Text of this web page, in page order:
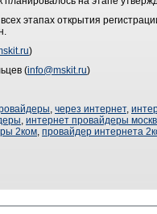
этапах открытия
)
(info@mskit.ru)
, через интернет,
, интернет провайдеры
2ком, провайдер интернета